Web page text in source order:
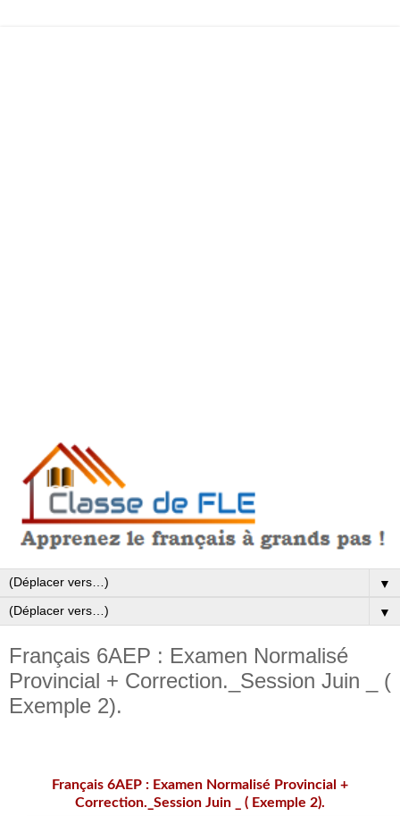
▼
▼
Français 6AEP : Examen Normalisé
Provincial + Correction._Session Juin _ (
Exemple 2).
Français 6AEP : Examen Normalisé Provincial +
Correction._Session Juin _ ( Exemple 2).